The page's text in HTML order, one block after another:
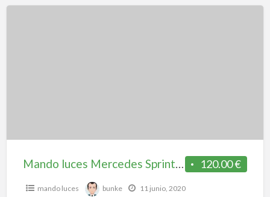
120.00 €
Mando luces Mercedes Sprinter
mando luces bunke 11 junio, 2020